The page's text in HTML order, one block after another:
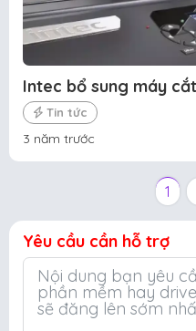
Intec bổ sung máy
Tin tức
3 năm trước
1
Yêu cầu cần hỗ trợ